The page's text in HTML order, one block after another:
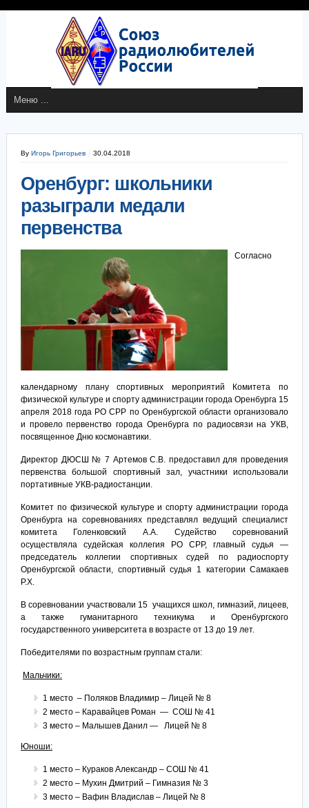
By Игорь Григорьев 30.04.2018
Оренбург: школьники
разыграли медали
первенства
Согласно
календарному плану спортивных мероприятий Комитета по
физической культуре и спорту администрации города Оренбурга 15
апреля 2018 года РО СРР по Оренбургской области организовало
и провело первенство города Оренбурга по радиосвязи на УКВ,
посвященное Дню космонавтики.
Директор ДЮСШ № 7 Артемов С.В. предоставил для проведения
первенства большой спортивный зал, участники использовали
портативные УКВ-радиостанции.
Комитет по физической культуре и спорту администрации города
Оренбурга на соревнованиях представлял ведущий специалист
комитета Голенковский А.А. Судейство соревнований
осуществляла судейская коллегия РО СРР, главный судья —
председатель коллегии спортивных судей по радиоспорту
Оренбургской области, спортивный судья 1 категории Самакаев
Р.Х.
В соревновании участвовали 15 учащихся школ, гимназий, лицеев,
а также гуманитарного техникума и Оренбургского
государственного университета в возрасте от 13 до 19 лет.
Победителями по возрастным группам стали:
Мальчики:
1 место – Поляков Владимир – Лицей № 8
2 место – Каравайцев Роман — СОШ № 41
3 место – Малышев Данил — Лицей № 8
Юноши:
1 место – Кураков Александр – СОШ № 41
2 место – Мухин Дмитрий – Гимназия № 3
3 место – Вафин Владислав – Лицей № 8